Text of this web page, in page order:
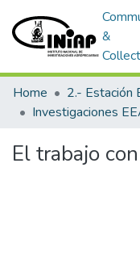
&
Home
Investigaciones
El trabajo